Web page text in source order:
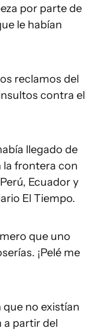
por parte de
le habían
reclamos del
contra el
llegado de
la frontera con
Ecuador y
El Tiempo.
que uno
¡Pelé me
no existían
a partir del